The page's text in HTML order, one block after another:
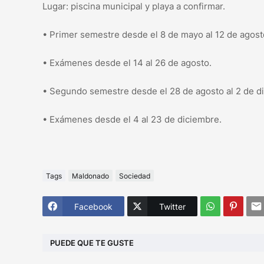
Lugar: piscina municipal y playa a confirmar.
• Primer semestre desde el 8 de mayo al 12 de
• Exámenes desde el 14 al 26 de agosto.
• Segundo semestre desde el 28 de agosto al 2 de
• Exámenes desde el 4 al 23 de diciembre.
Tags Maldonado Sociedad
Facebook Twitter
PUEDE QUE TE GUSTE